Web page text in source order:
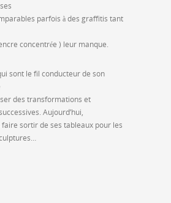
parfois à des graffitis tant
concentrée ) leur manque.
sont le fil conducteur de son
des transformations et
Aujourd’hui,
sortir de ses tableaux pour les